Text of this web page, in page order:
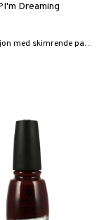
Dreaming
Vårkolleksjon med skimrende pastellfarger fra OPI